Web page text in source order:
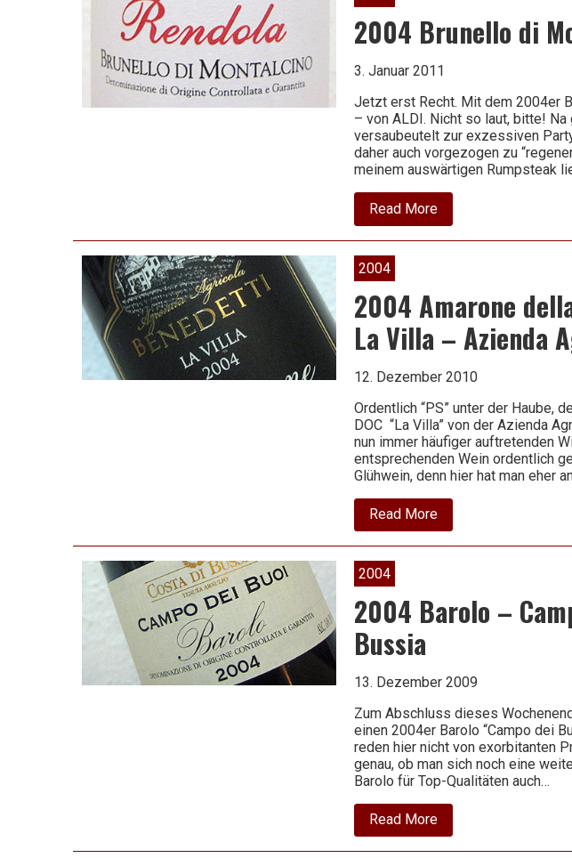
Leben
ist
kurz
für
2004 Brunello di
3. Januar 2011
Jetzt erst Recht. Mit dem 2004er
– von ALDI. Nicht so laut, bitte!
versaubeutelt zur exzessiven
daher auch vorgezogen zu
meinem auswärtigen Rumpsteak
Read Moreabout
2004
Brunello
Rendola
2004
2004 Amarone
La Villa – Azienda
12. Dezember 2010
Ordentlich “PS” unter der Haube,
DOC “La Villa” von der Azienda
nun immer häufiger auftretenden
entsprechenden Wein ordentlich
Glühwein, denn hier hat man eher
Read Moreabout
2004
Amarone
–
La
Agricola
2004
2004 Barolo –
Bussia
13. Dezember 2009
Zum Abschluss dieses
einen 2004er Barolo “Campo dei
reden hier nicht von exorbitanten
genau, ob man sich noch eine
Barolo für Top-Qualitäten auch…
Read Moreabout
2004
Barolo